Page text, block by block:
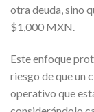
otra deuda, sino
$1,000 MXN.
Este enfoque
riesgo de que un
operativo que